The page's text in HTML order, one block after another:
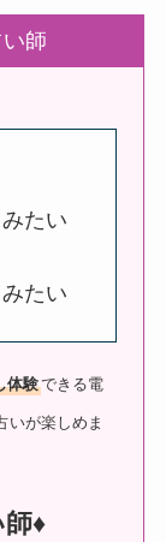
師
たい
たい
体験できる電
いが楽しめま
♦︎